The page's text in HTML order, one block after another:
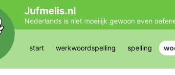
Jufmelis.nl
Nederlands is niet moeilijk gewoon even
start werkwoordspelling spelling